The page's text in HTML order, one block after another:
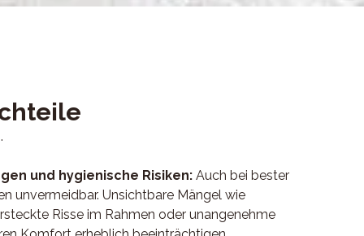
und hygienische Risiken:
unvermeidbar. Unsichtbare Mängel wie
Risse im Rahmen oder unangenehme